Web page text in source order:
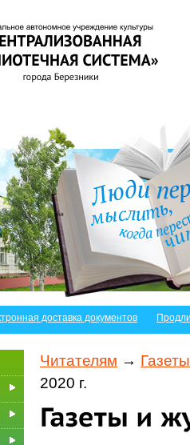
доставка документов
Читателям →
2020 г.